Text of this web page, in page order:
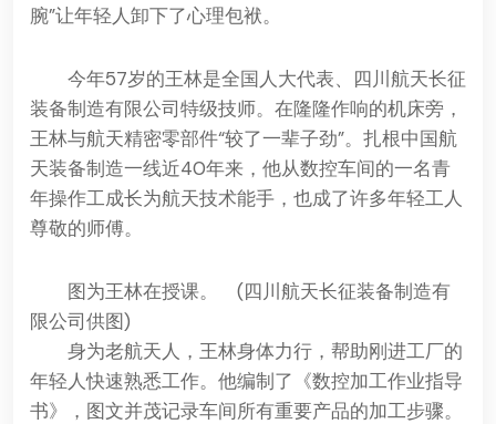
腕”让年轻人卸下了心理包袱。
今年57岁的王林是全国人大代表、四川航天长征
装备制造有限公司特级技师。在隆隆作响的机床旁，
王林与航天精密零部件“较了一辈子劲”。扎根中国航
天装备制造一线近40年来，他从数控车间的一名青
年操作工成长为航天技术能手，也成了许多年轻工人
尊敬的师傅。
图为王林在授课。 (四川航天长征装备制造有
限公司供图)
身为老航天人，王林身体力行，帮助刚进工厂的
年轻人快速熟悉工作。他编制了《数控加工作业指导
书》，图文并茂记录车间所有重要产品的加工步骤。